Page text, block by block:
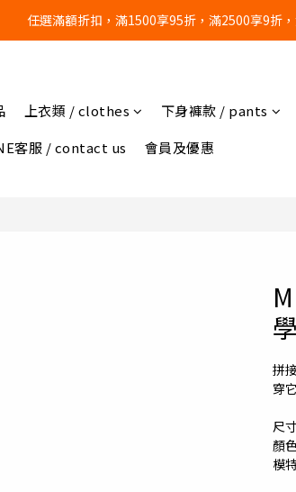
🔥任選3件，超商免運費🔥
任選滿額折扣，滿1500享95折，滿2500享9折
上衣類 / clothes 下身褲款 / pants
客服 / contact us
會員及優惠
拼
穿
尺
顏
模